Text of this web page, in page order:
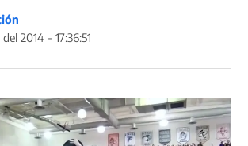
2014 - 17:36:51